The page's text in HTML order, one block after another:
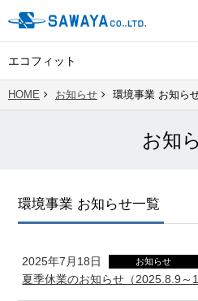
エコフィット
HOME お知らせ 環境事業 お知ら
お知
環境事業 お知らせ一覧
2025年7月18日 お知らせ
夏季休業のお知らせ（2025.8.9～